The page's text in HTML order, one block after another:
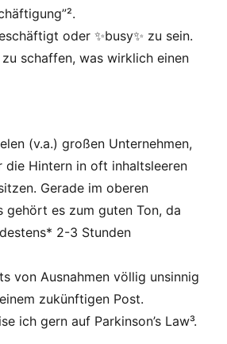
oder ✨️busy✨️ zu sein.
schaffen, was wirklich einen
(v.a.) großen Unternehmen,
die Hintern in oft inhaltsleeren
Gerade im oberen
gehört es zum guten Ton, da
2-3 Stunden
von Ausnahmen völlig unsinnig
zukünftigen Post.
ich gern auf Parkinson’s Law³.